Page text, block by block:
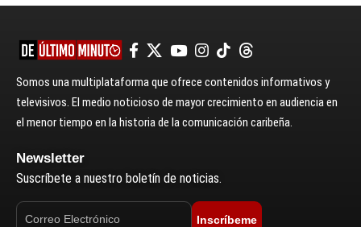
Somos una multiplataforma que ofrece contenidos informativos y
televisivos. El medio noticioso de mayor crecimiento en audiencia en
el menor tiempo en la historia de la comunicación caribeña.
Newsletter
Suscríbete a nuestro boletín de noticias.
Inscríbeme